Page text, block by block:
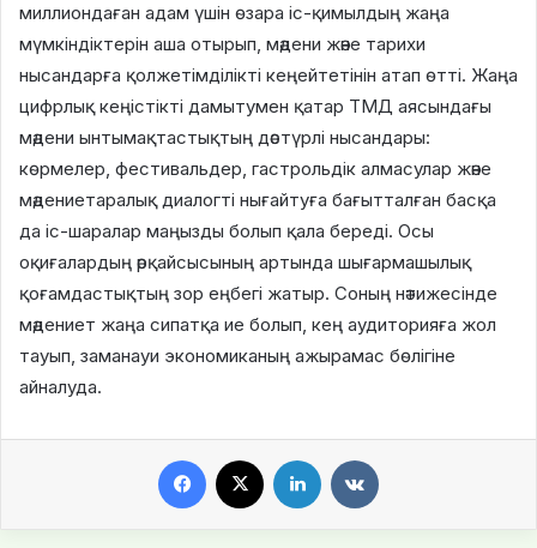
миллиондаған адам үшін өзара іс-қимылдың жаңа
мүмкіндіктерін аша отырып, мәдени және тарихи
нысандарға қолжетімділікті кеңейтетінін атап өтті. Жаңа
цифрлық кеңістікті дамытумен қатар ТМД аясындағы
мәдени ынтымақтастықтың дәстүрлі нысандары:
көрмелер, фестивальдер, гастрольдік алмасулар және
мәдениетаралық диалогті нығайтуға бағытталған басқа
да іс-шаралар маңызды болып қала береді. Осы
оқиғалардың әрқайсысының артында шығармашылық
қоғамдастықтың зор еңбегі жатыр. Соның нәтижесінде
мәдениет жаңа сипатқа ие болып, кең аудиторияға жол
тауып, заманауи экономиканың ажырамас бөлігіне
айналуда.